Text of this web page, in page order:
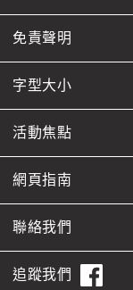
免責聲明
字型大小
活動焦點
網頁指南
聯絡我們
追蹤我們